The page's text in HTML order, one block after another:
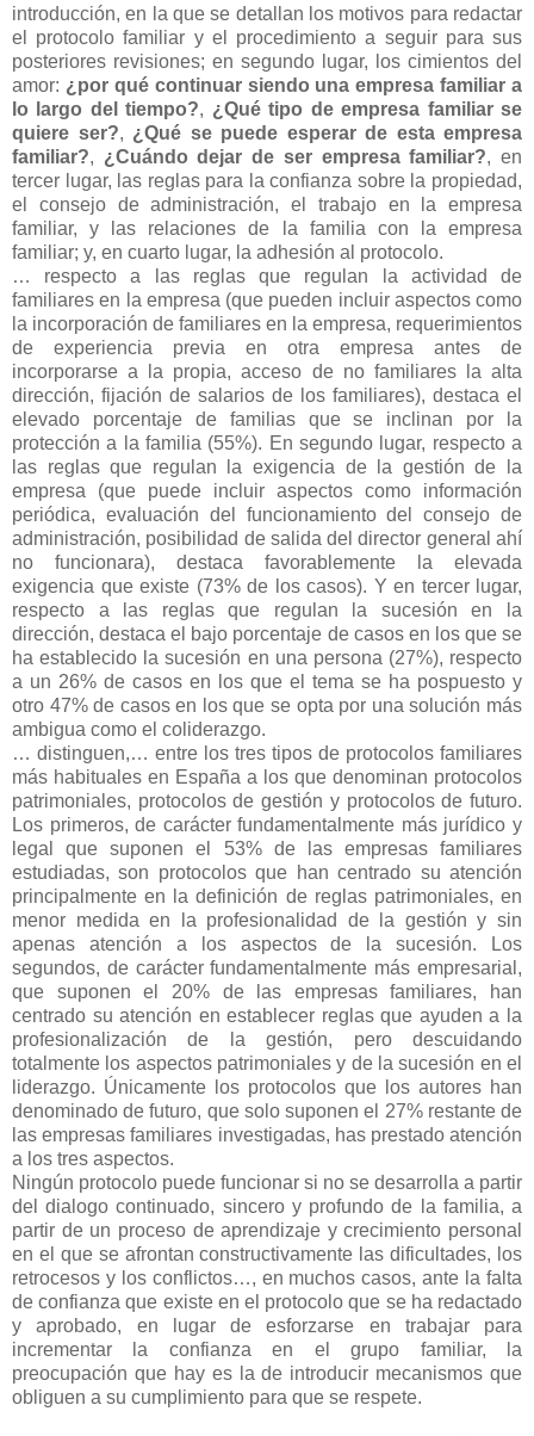
introducción, en la que se detallan los motivos para redactar
el protocolo familiar y el procedimiento a seguir para sus
posteriores revisiones; en segundo lugar, los cimientos del
amor: ¿por qué continuar siendo una empresa familiar a
lo largo del tiempo?, ¿Qué tipo de empresa familiar se
quiere ser?, ¿Qué se puede esperar de esta empresa
familiar?, ¿Cuándo dejar de ser empresa familiar?, en
tercer lugar, las reglas para la confianza sobre la propiedad,
el consejo de administración, el trabajo en la empresa
familiar, y las relaciones de la familia con la empresa
familiar; y, en cuarto lugar, la adhesión al protocolo.
… respecto a las reglas que regulan la actividad de
familiares en la empresa (que pueden incluir aspectos como
la incorporación de familiares en la empresa, requerimientos
de experiencia previa en otra empresa antes de
incorporarse a la propia, acceso de no familiares la alta
dirección, fijación de salarios de los familiares), destaca el
elevado porcentaje de familias que se inclinan por la
protección a la familia (55%). En segundo lugar, respecto a
las reglas que regulan la exigencia de la gestión de la
empresa (que puede incluir aspectos como información
periódica, evaluación del funcionamiento del consejo de
administración, posibilidad de salida del director general ahí
no funcionara), destaca favorablemente la elevada
exigencia que existe (73% de los casos). Y en tercer lugar,
respecto a las reglas que regulan la sucesión en la
dirección, destaca el bajo porcentaje de casos en los que se
ha establecido la sucesión en una persona (27%), respecto
a un 26% de casos en los que el tema se ha pospuesto y
otro 47% de casos en los que se opta por una solución más
ambigua como el coliderazgo.
… distinguen,… entre los tres tipos de protocolos familiares
más habituales en España a los que denominan protocolos
patrimoniales, protocolos de gestión y protocolos de futuro.
Los primeros, de carácter fundamentalmente más jurídico y
legal que suponen el 53% de las empresas familiares
estudiadas, son protocolos que han centrado su atención
principalmente en la definición de reglas patrimoniales, en
menor medida en la profesionalidad de la gestión y sin
apenas atención a los aspectos de la sucesión. Los
segundos, de carácter fundamentalmente más empresarial,
que suponen el 20% de las empresas familiares, han
centrado su atención en establecer reglas que ayuden a la
profesionalización de la gestión, pero descuidando
totalmente los aspectos patrimoniales y de la sucesión en el
liderazgo. Únicamente los protocolos que los autores han
denominado de futuro, que solo suponen el 27% restante de
las empresas familiares investigadas, has prestado atención
a los tres aspectos.
Ningún protocolo puede funcionar si no se desarrolla a partir
del dialogo continuado, sincero y profundo de la familia, a
partir de un proceso de aprendizaje y crecimiento personal
en el que se afrontan constructivamente las dificultades, los
retrocesos y los conflictos…, en muchos casos, ante la falta
de confianza que existe en el protocolo que se ha redactado
y aprobado, en lugar de esforzarse en trabajar para
incrementar la confianza en el grupo familiar, la
preocupación que hay es la de introducir mecanismos que
obliguen a su cumplimiento para que se respete.